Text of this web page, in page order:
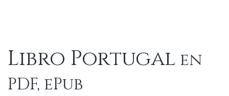
Libro Portugal en
PDF, ePub